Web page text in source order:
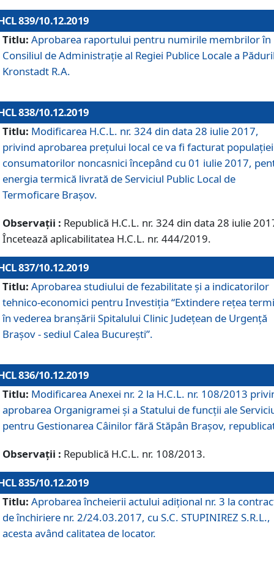
839/10.12.2019
Titlu: Aprobarea raportului pentru numirile membrilor în
Consiliul de Administraţie al Regiei Publice Locale a
Kronstadt R.A.
838/10.12.2019
Titlu: Modificarea H.C.L. nr. 324 din data 28 iulie 2017,
privind aprobarea preţului local ce va fi facturat
consumatorilor noncasnici începând cu 01 iulie 2017,
energia termică livrată de Serviciul Public Local de
Termoficare Braşov.
Observații : Republică H.C.L. nr. 324 din data 28 iulie
Încetează aplicabilitatea H.C.L. nr. 444/2019.
837/10.12.2019
Titlu: Aprobarea studiului de fezabilitate și a indicatorilor
tehnico-economici pentru Investiția “Extindere rețea
în vederea branșării Spitalului Clinic Județean de Urgență
Brașov - sediul Calea București”.
836/10.12.2019
Titlu: Modificarea Anexei nr. 2 la H.C.L. nr. 108/2013
aprobarea Organigramei şi a Statului de funcții ale
pentru Gestionarea Câinilor fără Stăpân Brașov,
Observații : Republică H.C.L. nr. 108/2013.
835/10.12.2019
Titlu: Aprobarea încheierii actului adițional nr. 3 la
de închiriere nr. 2/24.03.2017, cu S.C. STUPINIREZ S.R.L.,
acesta având calitatea de locator.